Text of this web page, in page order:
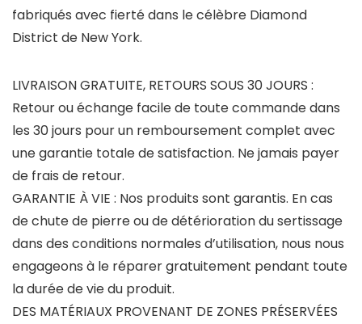
fabriqués avec fierté dans le célèbre Diamond
District de New York.
LIVRAISON GRATUITE, RETOURS SOUS 30 JOURS :
Retour ou échange facile de toute commande dans
les 30 jours pour un remboursement complet avec
une garantie totale de satisfaction. Ne jamais payer
de frais de retour.
GARANTIE À VIE : Nos produits sont garantis. En cas
de chute de pierre ou de détérioration du sertissage
dans des conditions normales d’utilisation, nous nous
engageons à le réparer gratuitement pendant toute
la durée de vie du produit.
DES MATÉRIAUX PROVENANT DE ZONES PRÉSERVÉES